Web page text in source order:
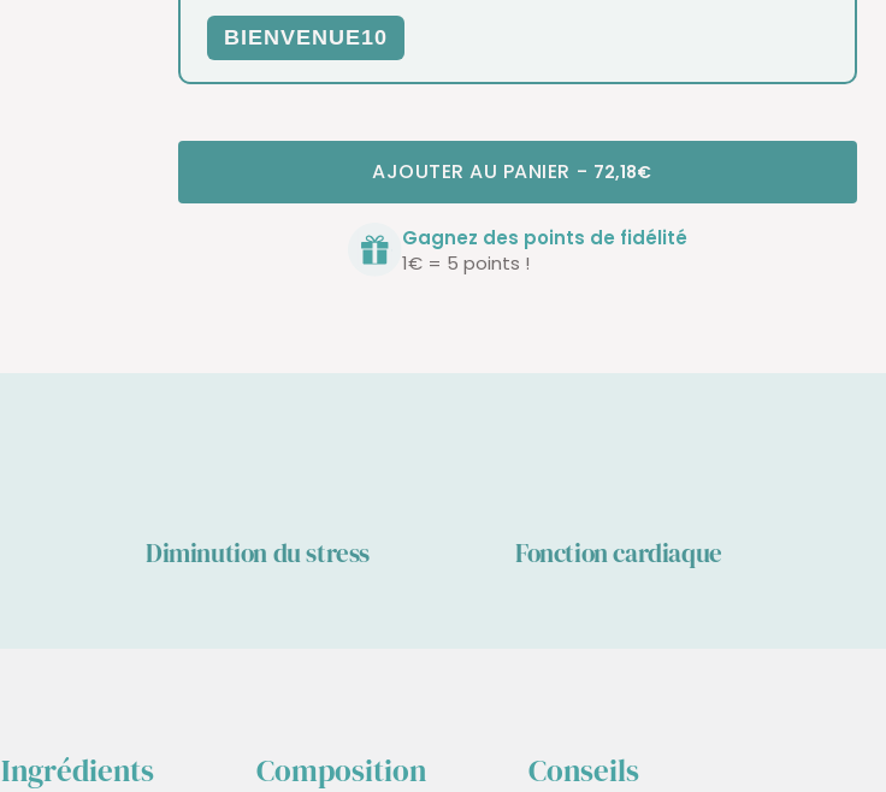
BIENVENUE10
AJOUTER AU PANIER - 72,18€
Paiement sécurisé
CB, Paypal
Diminution du stress Fonction cardiaque
Ingrédients Composition Conseils